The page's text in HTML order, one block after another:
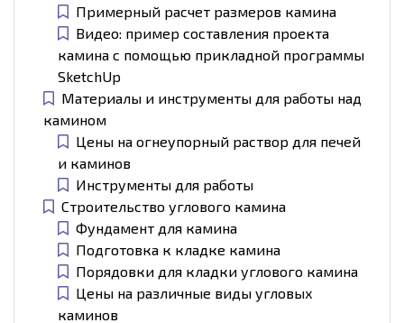
Примерный расчет размеров камина
Видео: пример составления проекта
камина с помощью прикладной программы
SketchUp
Материалы и инструменты для работы над
камином
Цены на огнеупорный раствор для печей
и каминов
Инструменты для работы
Строительство углового камина
Фундамент для камина
Подготовка к кладке камина
Порядовки для кладки углового камина
Цены на различные виды угловых
каминов